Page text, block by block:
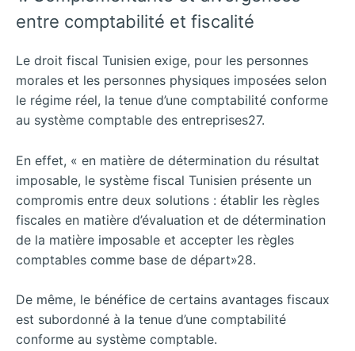
entre comptabilité et fiscalité
Le droit fiscal Tunisien exige, pour les personnes
morales et les personnes physiques imposées selon
le régime réel, la tenue d’une comptabilité conforme
au système comptable des entreprises27.
En effet, « en matière de détermination du résultat
imposable, le système fiscal Tunisien présente un
compromis entre deux solutions : établir les règles
fiscales en matière d’évaluation et de détermination
de la matière imposable et accepter les règles
comptables comme base de départ»28.
De même, le bénéfice de certains avantages fiscaux
est subordonné à la tenue d’une comptabilité
conforme au système comptable.